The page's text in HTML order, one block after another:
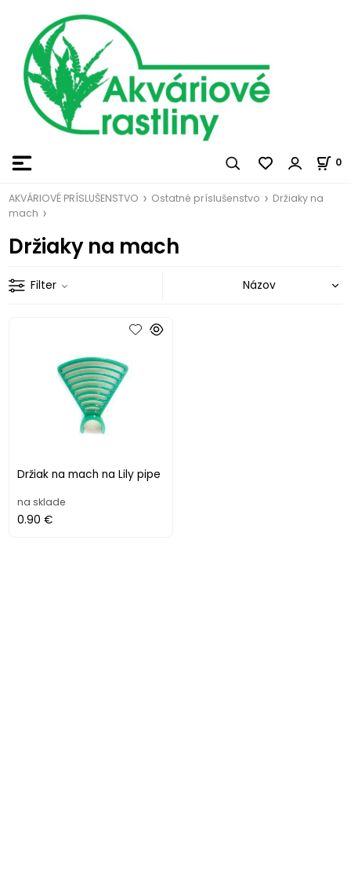
0
AKVÁRIOVÉ PRÍSLUŠENSTVO Ostatné príslušenstvo
Držiaky na
mach
Držiaky na mach
Filter
Držiak na mach na Lily pipe
na sklade
0.90 €